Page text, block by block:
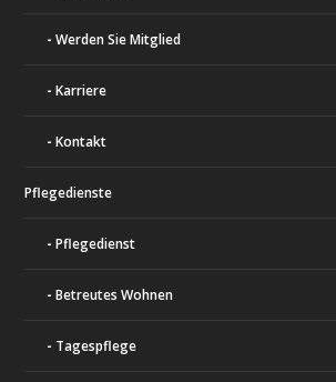
Werden Sie Mitglied
Karriere
Kontakt
Pflegedienste
Pflegedienst
Betreutes Wohnen
Tagespflege